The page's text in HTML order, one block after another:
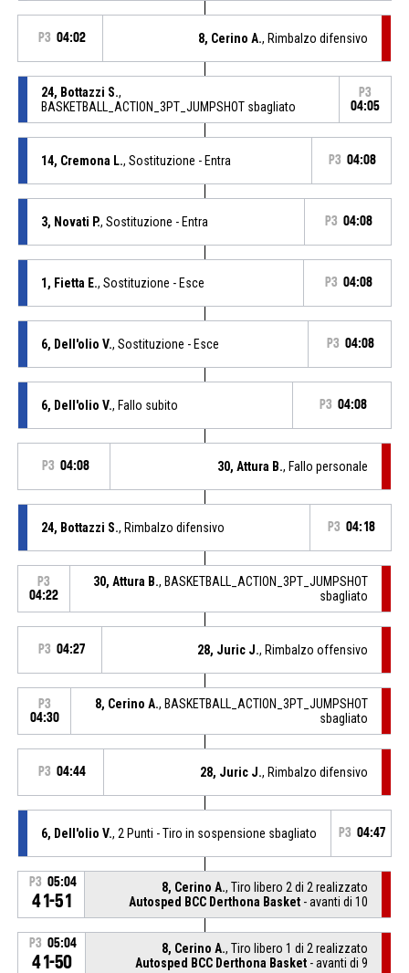
P3 04:02 8, Cerino A., Rimbalzo difensivo
24, Bottazzi S.,
BASKETBALL_ACTION_3PT_JUMPSHOT sbagliato
P3
04:05
14, Cremona L., Sostituzione - Entra P3 04:08
3, Novati P., Sostituzione - Entra P3 04:08
1, Fietta E., Sostituzione - Esce P3 04:08
6, Dell'olio V., Sostituzione - Esce P3 04:08
6, Dell'olio V., Fallo subito P3 04:08
P3 04:08 30, Attura B., Fallo personale
24, Bottazzi S., Rimbalzo difensivo P3 04:18
P3
04:22
30, Attura B., BASKETBALL_ACTION_3PT_JUMPSHOT
sbagliato
P3 04:27 28, Juric J., Rimbalzo offensivo
P3
04:30
8, Cerino A., BASKETBALL_ACTION_3PT_JUMPSHOT
sbagliato
P3 04:44 28, Juric J., Rimbalzo difensivo
6, Dell'olio V., 2 Punti - Tiro in sospensione sbagliato P3 04:47
P3 05:04
41-51
8, Cerino A., Tiro libero 2 di 2 realizzato
Autosped BCC Derthona Basket - avanti di 10
P3 05:04
41-50
8, Cerino A., Tiro libero 1 di 2 realizzato
Autosped BCC Derthona Basket - avanti di 9